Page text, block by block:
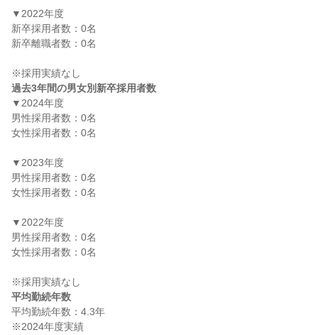
▼2022年度
新卒採用者数：0名
新卒離職者数：0名
過去3年間の男女別新卒採用者数
▼2024年度
男性採用者数：0名
女性採用者数：0名
▼2023年度
男性採用者数：0名
女性採用者数：0名
▼2022年度
男性採用者数：0名
女性採用者数：0名
平均勤続年数
平均勤続年数：4.3年